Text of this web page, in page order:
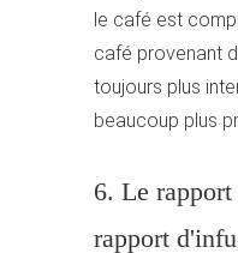
le café est
café provenant
toujours plus
beaucoup plus
6. Le
rapport